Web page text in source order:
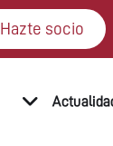
Hazte socio